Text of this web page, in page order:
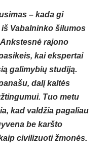
– kada gi
Vabalninko šilumos
rajono
kai ekspertai
galimybių studiją.
dalį kaltės
Tuo metu
kad valdžia pagaliau
be karšto
civilizuoti žmonės.